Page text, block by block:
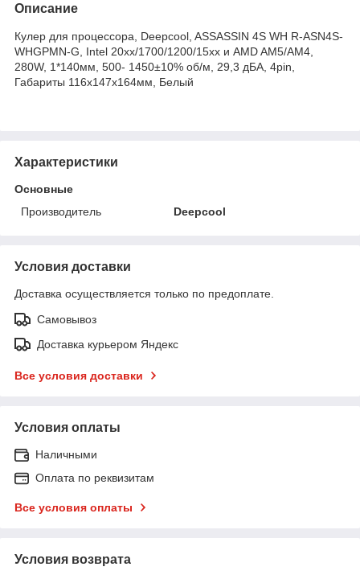
Описание
Кулер для процессора, Deepcool, ASSASSIN 4S WH R-ASN4S-
WHGPMN-G, Intel 20хх/1700/1200/15хх и AMD AM5/AM4,
280W, 1*140мм, 500- 1450±10% об/м, 29,3 дБА, 4pin,
Габариты 116х147х164мм, Белый
Характеристики
Основные
Производитель
Deepcool
Условия доставки
Доставка осуществляется только по предоплате.
Самовывоз
Доставка курьером Яндекс
Все условия доставки
Условия оплаты
Наличными
Оплата по реквизитам
Все условия оплаты
Условия возврата